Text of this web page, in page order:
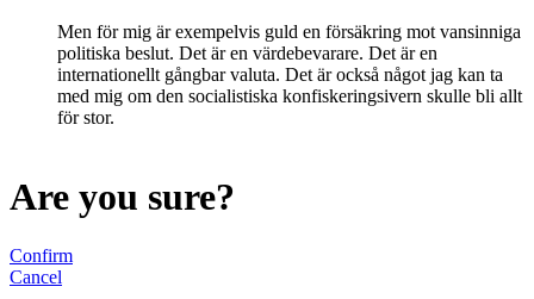
Men för mig är exempelvis guld en försäkring mot vansinniga
politiska beslut. Det är en värdebevarare. Det är en
internationellt gångbar valuta. Det är också något jag kan ta
med mig om den socialistiska konfiskeringsivern skulle bli allt
för stor.
Are you sure?
Confirm
Cancel